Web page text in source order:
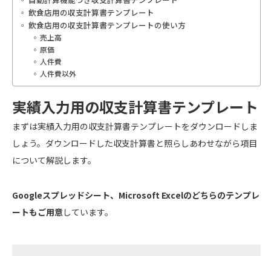
飲食店用の収支計算書テンプレート
飲食店用の収支計算書テンプレートの使い方
売上高
原価
人件費
人件費以外
実績入力用の収支計算書テンプレート
まずは実績入力用の収支計算書テンプレートをダウンロードしま
しょう。ダウンロードした収支計算書と照らしあわせながら項目
について解説します。
Googleスプレッドシート、Microsoft Excelのどちらのテンプレ
ートもご用意しています。